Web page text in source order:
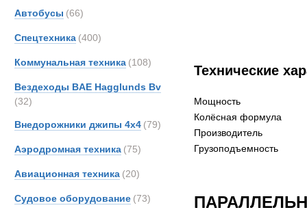
Автобусы (66)
Спецтехника (400)
Коммунальная техника (108)
Вездеходы BAE Hagglunds Bv
(32)
Внедорожники джипы 4х4 (79)
Аэродромная техника (75)
Авиационная техника (20)
Судовое оборудование (73)
Технические
Мощность
Колёсная формула
Производитель
Грузоподъемность